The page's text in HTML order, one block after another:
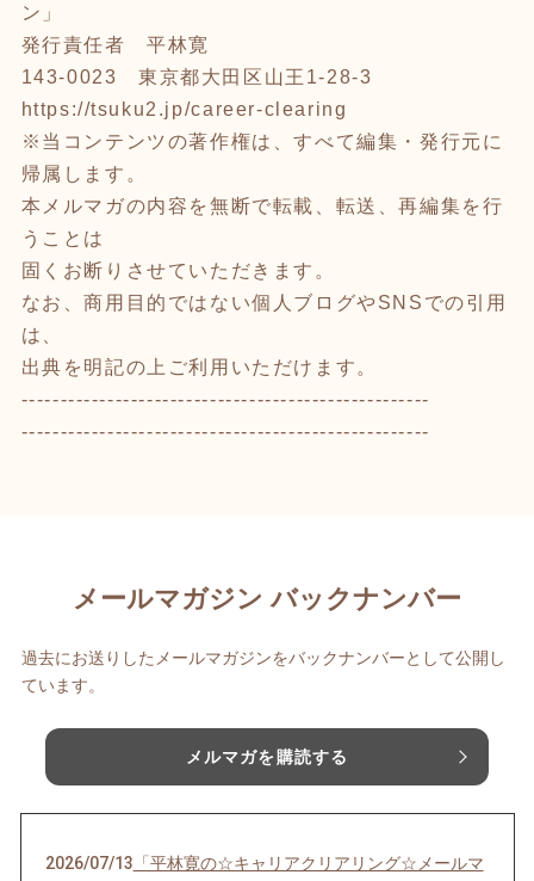
ン」
発行責任者 平林寛
143-0023 東京都大田区山王1-28-3
https://tsuku2.jp/career-clearing
※当コンテンツの著作権は、すべて編集・発行元に
帰属します。
本メルマガの内容を無断で転載、転送、再編集を行
うことは
固くお断りさせていただきます。
なお、商用目的ではない個人ブログやSNSでの引用
は、
出典を明記の上ご利用いただけます。
----------------------------------------------------
----------------------------------------------------
メールマガジン バックナンバー
過去にお送りしたメールマガジンをバックナンバーとして公開し
ています。
メルマガを購読する
2026/07/13 「平林寛の☆キャリアクリアリング☆メールマ